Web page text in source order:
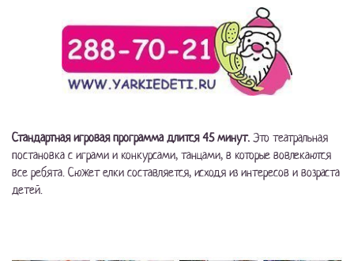
Стандартная игровая программа длится 45 минут. Это театральная
постановка с играми и конкурсами, танцами, в которые вовлекаются
все ребята. Сюжет елки составляется, исходя из интересов и возраста
детей.